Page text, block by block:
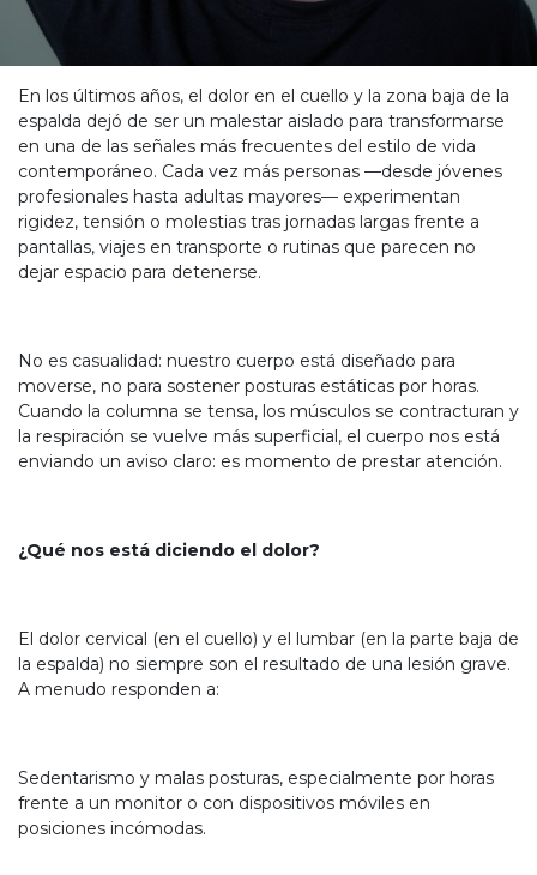
En los últimos años, el dolor en el cuello y la zona baja de la
espalda dejó de ser un malestar aislado para transformarse
en una de las señales más frecuentes del estilo de vida
contemporáneo. Cada vez más personas —desde jóvenes
profesionales hasta adultas mayores— experimentan
rigidez, tensión o molestias tras jornadas largas frente a
pantallas, viajes en transporte o rutinas que parecen no
dejar espacio para detenerse.
No es casualidad: nuestro cuerpo está diseñado para
moverse, no para sostener posturas estáticas por horas.
Cuando la columna se tensa, los músculos se contracturan y
la respiración se vuelve más superficial, el cuerpo nos está
enviando un aviso claro: es momento de prestar atención.
¿Qué nos está diciendo el dolor?
El dolor cervical (en el cuello) y el lumbar (en la parte baja de
la espalda) no siempre son el resultado de una lesión grave.
A menudo responden a:
Sedentarismo y malas posturas, especialmente por horas
frente a un monitor o con dispositivos móviles en
posiciones incómodas.